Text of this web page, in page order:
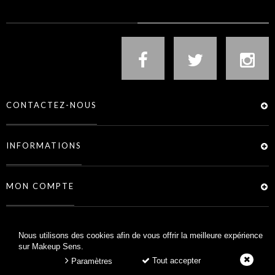
Nous utilisons des cookies afin de vous offrir la meilleure expérience
sur Makeup Sens.
Tout accepter
Paramètres
CONTACTEZ-NOUS
INFORMATIONS
MON COMPTE